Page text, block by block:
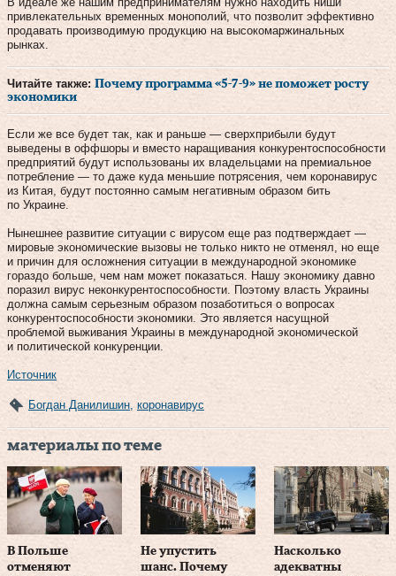
привлекательных временных монополий, что позволит эффективно
продавать производимую продукцию на высокомаржинальных
рынках.
Читайте также: Почему программа «5-7-9» не поможет росту
экономики
Если же все будет так, как и раньше — сверхприбыли будут
выведены в оффшоры и вместо наращивания конкурентоспособности
предприятий будут использованы их владельцами на премиальное
потребление — то даже куда меньшие потрясения, чем коронавирус
из Китая, будут постоянно самым негативным образом бить
по Украине.
Нынешнее развитие ситуации с вирусом еще раз подтверждает —
мировые экономические вызовы не только никто не отменял, но еще
и причин для осложнения ситуации в международной экономике
гораздо больше, чем нам может показаться. Нашу экономику давно
поразил вирус неконкурентоспособности. Поэтому власть Украины
должна самым серьезным образом позаботиться о вопросах
конкурентоспособности экономики. Это является насущной
проблемой выживания Украины в международной экономической
и политической конкуренции.
Источник
Богдан Данилишин коронавирус
материалы по теме
В Польше
отменяют
Не упустить
шанс. Почему
Насколько
адекватны